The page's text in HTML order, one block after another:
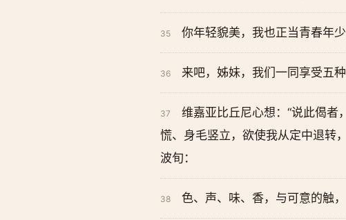
35 你年轻貌美，我也正当青春年少
36 来吧，姊妹，我们一同享受五
37
维嘉亚比丘尼心想：“说此偈者
慌、身毛竖立，欲使我从定中退转
波旬：
38 色、声、味、香，与可意的触，